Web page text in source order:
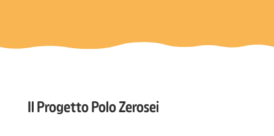
Il Progetto Polo Zerosei